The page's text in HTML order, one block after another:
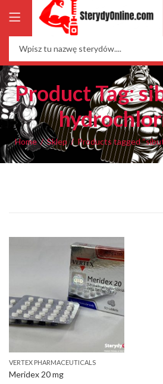
Product Tag:
Home Sklep Products tagged
VERTEX PHARMACEUTICALS
Meridex 20 mg